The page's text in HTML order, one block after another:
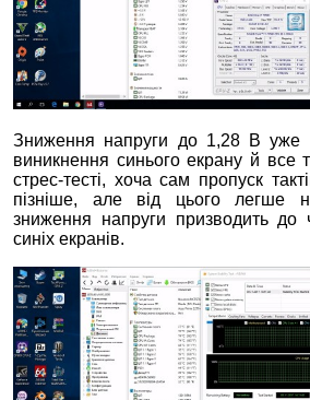
Зниження напруги до 1,28 В уже
виникнення синього екрану й все
стрес-тесті, хоча сам пропуск
пізніше, але від цього легше
зниження напруги призводить до
синіх екранів.